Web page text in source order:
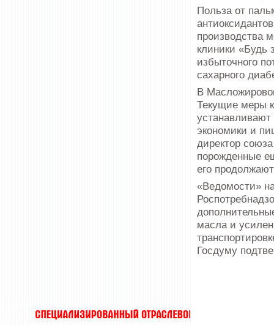
Польза от
производства
клиники «Будь
избыточного
сахарного
В
Текущие меры
экономики и
директор
порожденные
его
«Ведомости»
масла и
Госдуму